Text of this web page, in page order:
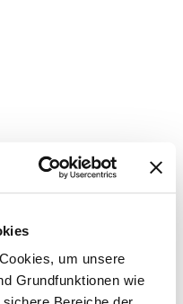
um unsere
Grundfunktionen wie